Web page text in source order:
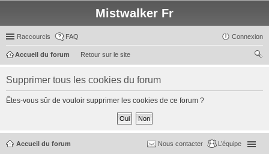
Mistwalker Fr
Raccourcis FAQ Connexion
Retour sur le site
Accueil du forum
Supprimer tous les cookies du forum
Êtes-vous sûr de vouloir supprimer les cookies de ce forum ?
Accueil du forum L’équipe
Nous contacter